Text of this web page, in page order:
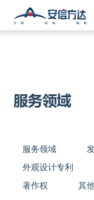
服务领域
服务领域
外观设计专利
著作权
其